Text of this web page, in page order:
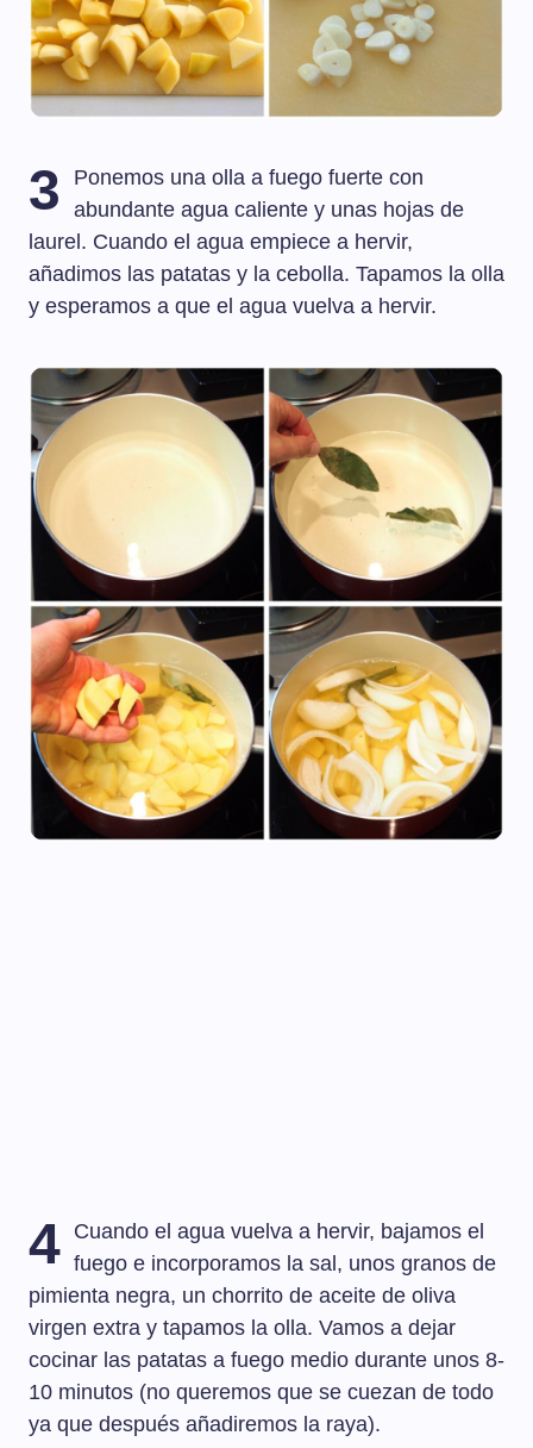
3
Ponemos una olla a fuego fuerte con
abundante agua caliente y unas hojas de
laurel. Cuando el agua empiece a hervir,
añadimos las patatas y la cebolla. Tapamos la olla
y esperamos a que el agua vuelva a hervir.
4 Cuando el agua vuelva a hervir, bajamos el
fuego e incorporamos la sal, unos granos de
pimienta negra, un chorrito de aceite de oliva
virgen extra y tapamos la olla. Vamos a dejar
cocinar las patatas a fuego medio durante unos 8-
10 minutos (no queremos que se cuezan de todo
ya que después añadiremos la raya).